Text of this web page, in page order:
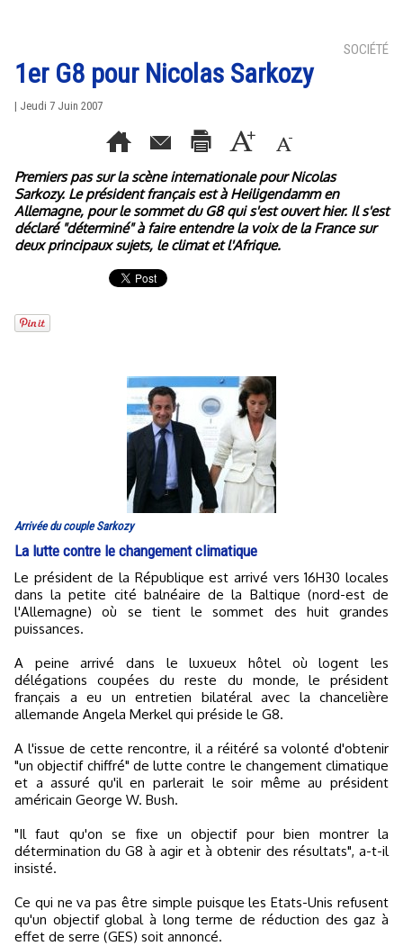
SOCIÉTÉ
1er G8 pour Nicolas Sarkozy
| Jeudi 7 Juin 2007
Premiers pas sur la scène internationale pour Nicolas
Sarkozy. Le président français est à Heiligendamm en
Allemagne, pour le sommet du G8 qui s'est ouvert hier. Il s'est
déclaré "déterminé" à faire entendre la voix de la France sur
deux principaux sujets, le climat et l'Afrique.
Arrivée du couple Sarkozy
La lutte contre le changement climatique
Le président de la République est arrivé vers 16H30 locales
dans la petite cité balnéaire de la Baltique (nord-est de
l'Allemagne) où se tient le sommet des huit grandes
puissances.
A peine arrivé dans le luxueux hôtel où logent les
délégations coupées du reste du monde, le président
français a eu un entretien bilatéral avec la chancelière
allemande Angela Merkel qui préside le G8.
A l'issue de cette rencontre, il a réitéré sa volonté d'obtenir
"un objectif chiffré" de lutte contre le changement climatique
et a assuré qu'il en parlerait le soir même au président
américain George W. Bush.
"Il faut qu'on se fixe un objectif pour bien montrer la
détermination du G8 à agir et à obtenir des résultats", a-t-il
insisté.
Ce qui ne va pas être simple puisque les Etats-Unis refusent
qu'un objectif global à long terme de réduction des gaz à
effet de serre (GES) soit annoncé.